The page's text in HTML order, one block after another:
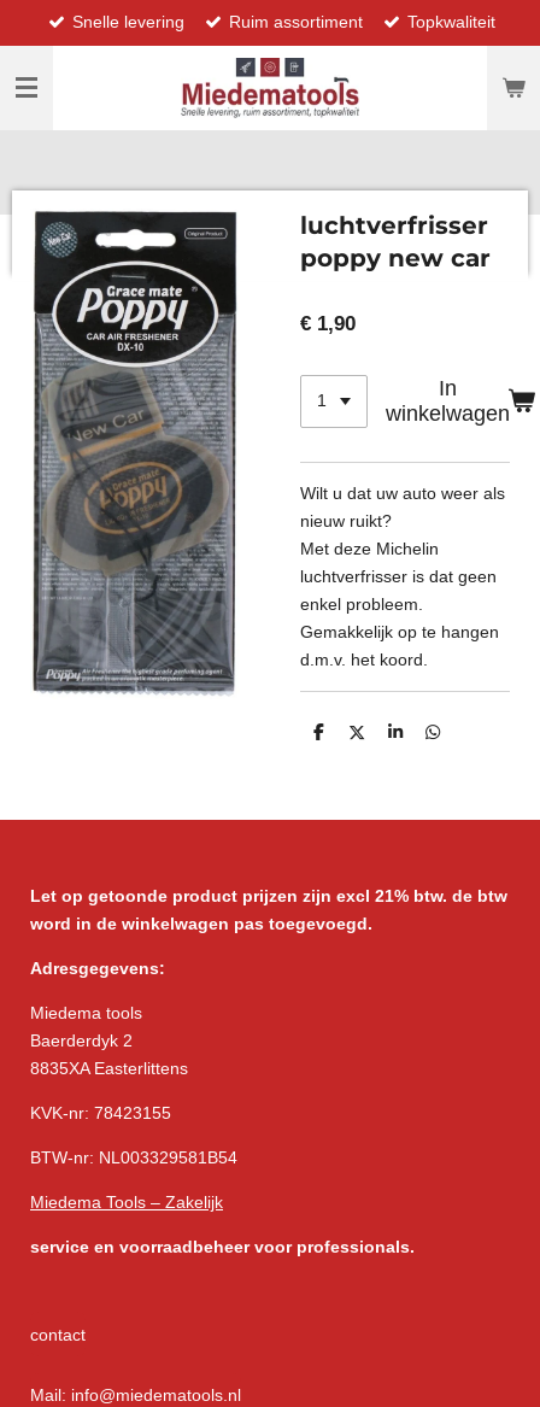
direct
naar
hoofdinhoud
Snelle levering Ruim assortiment Topkwaliteit
luchtverfrisser
poppy new car
€ 1,90
In
winkelwagen
Wilt u dat uw auto weer als
nieuw ruikt?
Met deze Michelin
luchtverfrisser is dat geen
enkel probleem.
Gemakkelijk op te hangen
d.m.v. het koord.
D
D
S
D
Let op getoonde product prijzen zijn excl 21% btw. de btw
word in de winkelwagen pas toegevoegd.
Adresgegevens:
Miedema tools
Baerderdyk 2
8835XA Easterlittens
KVK-nr: 78423155
BTW-nr: NL003329581B54
Miedema Tools – Zakelijk
service en voorraadbeheer voor professionals.
contact
Mail: info@miedematools.nl